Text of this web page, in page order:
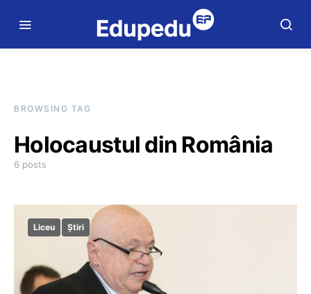
BROWSING TAG
Holocaustul din România
6 posts
Liceu Știri